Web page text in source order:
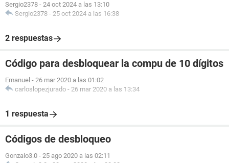
Sergio2378 - 24 oct 2024 a las 13:10
Sergio2378 - 25 oct 2024 a las 16:38
2 respuestas
Código para desbloquear la compu de 10 dígitos
Emanuel - 26 mar 2020 a las 01:02
carloslopezjurado - 26 mar 2020 a las 13:34
1 respuesta
Códigos de desbloqueo
Gonzalo3.0 - 25 ago 2020 a las 02:11